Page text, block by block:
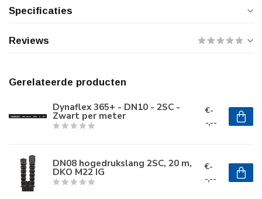
Specificaties
Reviews
Gerelateerde producten
Dynaflex 365+ - DN10 - 2SC -
Zwart per meter
€-
-,--
DN08 hogedrukslang 2SC, 20 m,
DKO M22 IG
€-
-,--